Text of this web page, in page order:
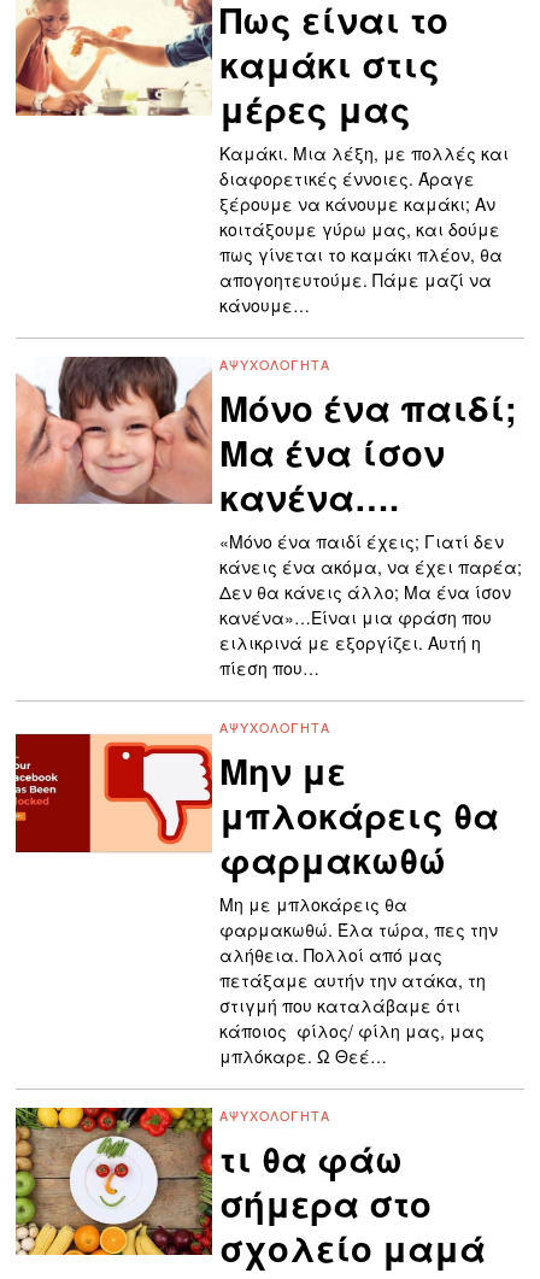
Πως είναι το
καμάκι στις
μέρες μας
Καμάκι. Μια λέξη, με πολλές και
διαφορετικές έννοιες. Άραγε
ξέρουμε να κάνουμε καμάκι; Αν
κοιτάξουμε γύρω μας, και δούμε
πως γίνεται το καμάκι πλέον, θα
απογοητευτούμε. Πάμε μαζί να
κάνουμε…
ΑΨΥΧΟΛΌΓΗΤΑ
Μόνο ένα παιδί;
Μα ένα ίσον
κανένα….
«Μόνο ένα παιδί έχεις; Γιατί δεν
κάνεις ένα ακόμα, να έχει παρέα;
Δεν θα κάνεις άλλο; Μα ένα ίσον
κανένα»…Είναι μια φράση που
ειλικρινά με εξοργίζει. Αυτή η
πίεση που…
ΑΨΥΧΟΛΌΓΗΤΑ
Μην με
μπλοκάρεις θα
φαρμακωθώ
Μη με μπλοκάρεις θα
φαρμακωθώ. Έλα τώρα, πες την
αλήθεια. Πολλοί από μας
πετάξαμε αυτήν την ατάκα, τη
στιγμή που καταλάβαμε ότι
κάποιος φίλος/ φίλη μας, μας
μπλόκαρε. Ω Θεέ…
ΑΨΥΧΟΛΌΓΗΤΑ
τι θα φάω
σήμερα στο
σχολείο μαμά